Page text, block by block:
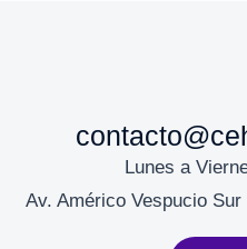
Lunes a
Av. Américo Vespucio